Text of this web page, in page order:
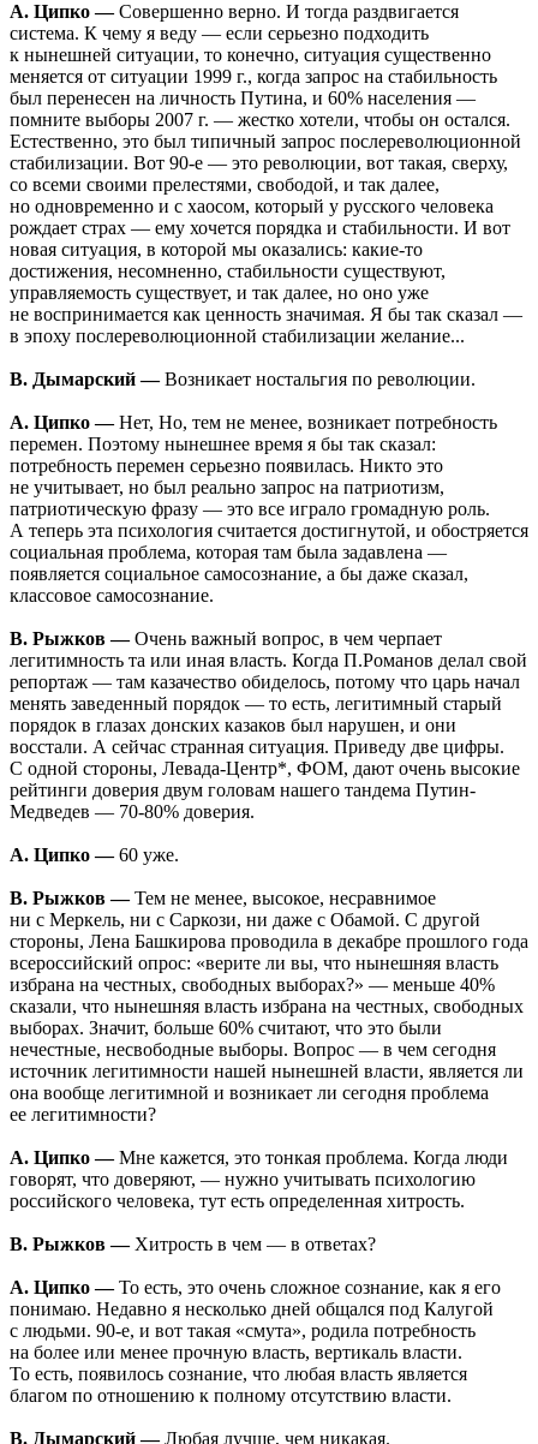
А. Ципко —Совершенно верно. И тогда раздвигается
система. К чему я веду — если серьезно подходить
к нынешней ситуации, то конечно, ситуация существенно
меняется от ситуации 1999 г., когда запрос на стабильность
был перенесен на личность Путина, и 60% населения —
помните выборы 2007 г. — жестко хотели, чтобы он остался.
Естественно, это был типичный запрос послереволюционной
стабилизации. Вот 90-е — это революции, вот такая, сверху,
со всеми своими прелестями, свободой, и так далее,
но одновременно и с хаосом, который у русского человека
рождает страх — ему хочется порядка и стабильности. И вот
новая ситуация, в которой мы оказались: какие-то
достижения, несомненно, стабильности существуют,
управляемость существует, и так далее, но оно уже
не воспринимается как ценность значимая. Я бы так сказал —
в эпоху послереволюционной стабилизации желание...
В. Дымарский —Возникает ностальгия по революции.
А. Ципко —Нет, Но, тем не менее, возникает потребность
перемен. Поэтому нынешнее время я бы так сказал:
потребность перемен серьезно появилась. Никто это
не учитывает, но был реально запрос на патриотизм,
патриотическую фразу — это все играло громадную роль.
А теперь эта психология считается достигнутой, и обостряется
социальная проблема, которая там была задавлена —
появляется социальное самосознание, а бы даже сказал,
классовое самосознание.
В. Рыжков —Очень важный вопрос, в чем черпает
легитимность та или иная власть. Когда П.Романов делал свой
репортаж — там казачество обиделось, потому что царь начал
менять заведенный порядок — то есть, легитимный старый
порядок в глазах донских казаков был нарушен, и они
восстали. А сейчас странная ситуация. Приведу две цифры.
С одной стороны, Левада-Центр*, ФОМ, дают очень высокие
рейтинги доверия двум головам нашего тандема Путин-
Медведев — 70-80% доверия.
А. Ципко —60 уже.
В. Рыжков —Тем не менее, высокое, несравнимое
ни с Меркель, ни с Саркози, ни даже с Обамой. С другой
стороны, Лена Башкирова проводила в декабре прошлого года
всероссийский опрос: «верите ли вы, что нынешняя власть
избрана на честных, свободных выборах?» — меньше 40%
сказали, что нынешняя власть избрана на честных, свободных
выборах. Значит, больше 60% считают, что это были
нечестные, несвободные выборы. Вопрос — в чем сегодня
источник легитимности нашей нынешней власти, является ли
она вообще легитимной и возникает ли сегодня проблема
ее легитимности?
А. Ципко —Мне кажется, это тонкая проблема. Когда люди
говорят, что доверяют, — нужно учитывать психологию
российского человека, тут есть определенная хитрость.
В. Рыжков —Хитрость в чем — в ответах?
А. Ципко —То есть, это очень сложное сознание, как я его
понимаю. Недавно я несколько дней общался под Калугой
с людьми. 90-е, и вот такая «смута», родила потребность
на более или менее прочную власть, вертикаль власти.
То есть, появилось сознание, что любая власть является
благом по отношению к полному отсутствию власти.
В. Дымарский —Любая лучше, чем никакая.